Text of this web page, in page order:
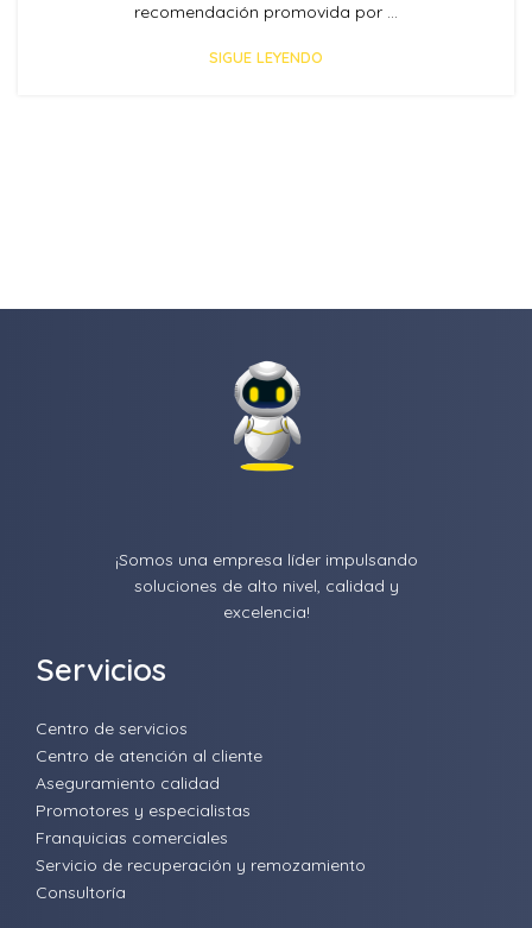
recomendación promovida por ...
SIGUE LEYENDO
¡Somos una empresa líder impulsando
soluciones de alto nivel, calidad y
excelencia!
Servicios
Centro de servicios
Centro de atención al cliente
Aseguramiento calidad
Promotores y especialistas
Franquicias comerciales
Servicio de recuperación y remozamiento
Consultoría